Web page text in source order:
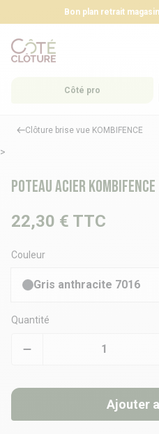
Bon plan retrait
Côté pro
Clôture brise vue KOMBIFENCE
Poteau Acier KOMBIFENCE
>
22,30 € TTC
Couleur
Gris anthracite 7016
Quantité
Ajouter